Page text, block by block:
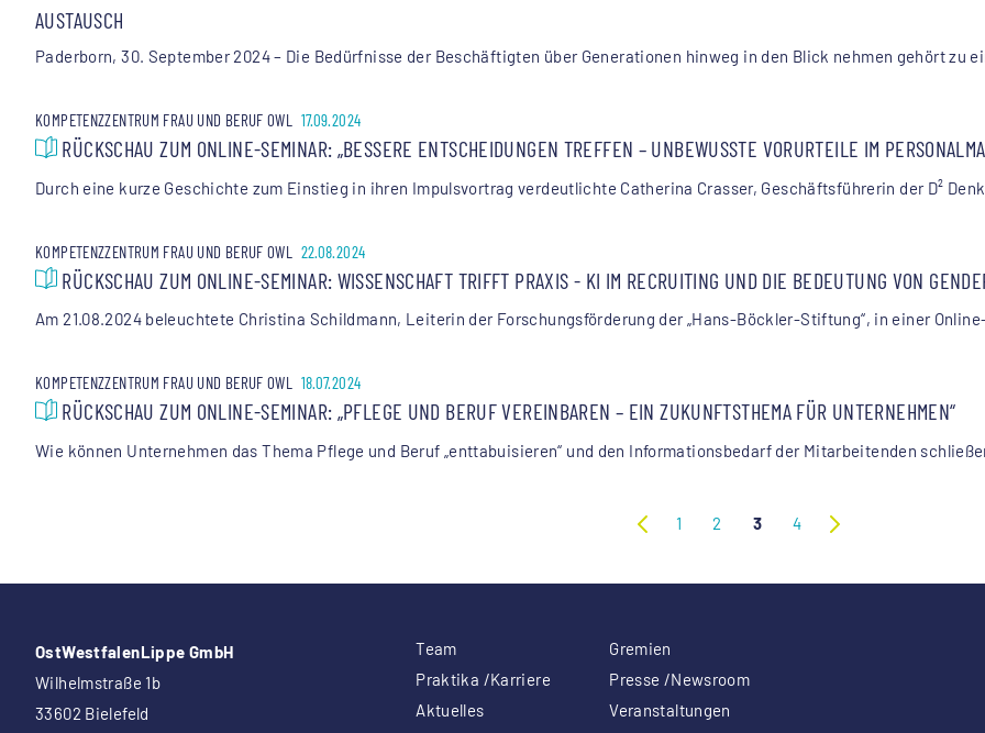
AUSTAUSCH
Paderborn, 30. September 2024 – Die Bedürfnisse der Beschäftigten über Generationen hinweg in den Blick nehmen gehört zu
KOMPETENZZENTRUM FRAU UND BERUF OWL 17.09.2024
RÜCKSCHAU ZUM ONLINE-SEMINAR: „BESSERE ENTSCHEIDUNGEN TREFFEN – UNBEWUSSTE VORURTEILE IM
Durch eine kurze Geschichte zum Einstieg in ihren Impulsvortrag verdeutlichte Catherina Crasser, Geschäftsführerin der D²
KOMPETENZZENTRUM FRAU UND BERUF OWL 22.08.2024
RÜCKSCHAU ZUM ONLINE-SEMINAR: WISSENSCHAFT TRIFFT PRAXIS - KI IM RECRUITING UND DIE BEDEUTUNG VON
Am 21.08.2024 beleuchtete Christina Schildmann, Leiterin der Forschungsförderung der „Hans-Böckler-Stiftung“, in einer
KOMPETENZZENTRUM FRAU UND BERUF OWL 18.07.2024
RÜCKSCHAU ZUM ONLINE-SEMINAR: „PFLEGE UND BERUF VEREINBAREN – EIN ZUKUNFTSTHEMA FÜR UNTERNEHMEN“
Wie können Unternehmen das Thema Pflege und Beruf „enttabuisieren“ und den Informationsbedarf der Mitarbeitenden
1 2 3 4
OstWestfalenLippe GmbH
Wilhelmstraße 1b
33602 Bielefeld
Team
Gremien
Praktika /Karriere
Presse /Newsroom
Aktuelles
Veranstaltungen